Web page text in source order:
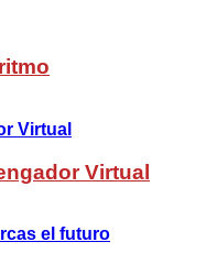
Virtual